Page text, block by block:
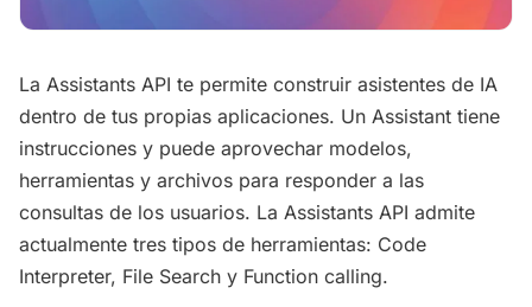
La Assistants API te permite construir asistentes de IA
dentro de tus propias aplicaciones. Un Assistant tiene
instrucciones y puede aprovechar modelos,
herramientas y archivos para responder a las
consultas de los usuarios. La Assistants API admite
actualmente tres tipos de herramientas: Code
Interpreter, File Search y Function calling.